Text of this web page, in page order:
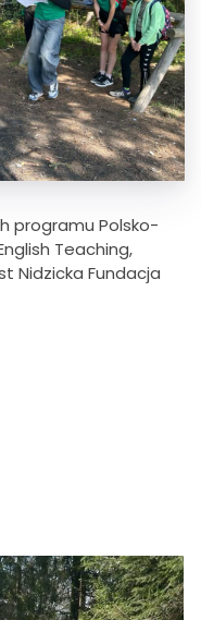
programu Polsko-
Teaching,
Nidzicka Fundacja